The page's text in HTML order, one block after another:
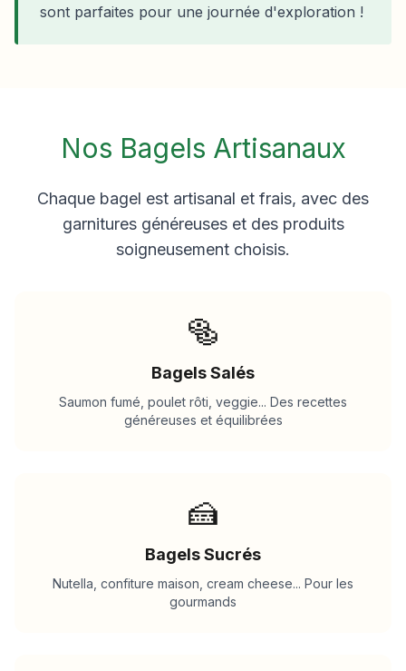
sont parfaites pour une journée d'exploration !
Nos Bagels Artisanaux
Chaque bagel est artisanal et frais, avec des
garnitures généreuses et des produits
soigneusement choisis.
🥯
Bagels Salés
Saumon fumé, poulet rôti, veggie... Des recettes
généreuses et équilibrées
🍰
Bagels Sucrés
Nutella, confiture maison, cream cheese... Pour les
gourmands